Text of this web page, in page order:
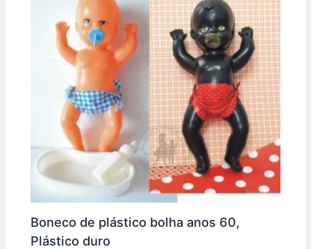
Boneco de plástico bolha anos 60,
Plástico duro